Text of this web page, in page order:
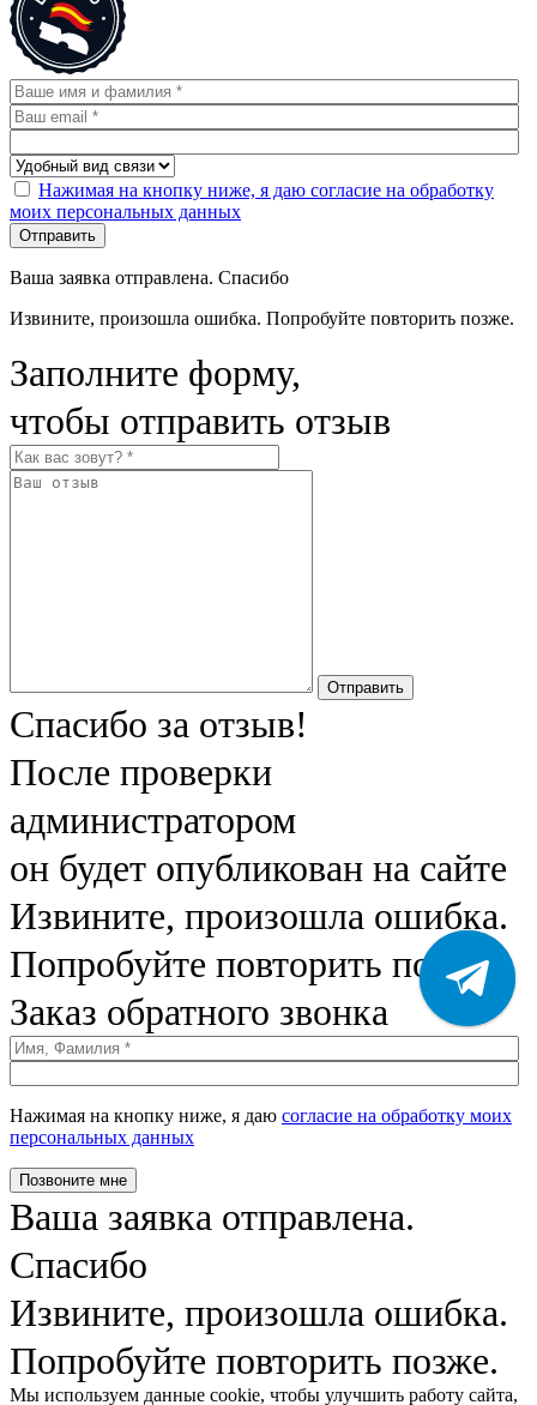
Нажимая на кнопку ниже, я даю согласие на обработку
моих персональных данных
Отправить
Ваша заявка отправлена. Спасибо
Извините, произошла ошибка. Попробуйте повторить позже.
Заполните форму,
чтобы отправить отзыв
Отправить
Спасибо за отзыв!
После проверки
администратором
он будет опубликован на сайте
Извините, произошла ошибка.
Попробуйте повторить позже.
Заказ обратного звонка
Нажимая на кнопку ниже, я даю согласие на обработку моих
персональных данных
Позвоните мне
Ваша заявка отправлена.
Спасибо
Извините, произошла ошибка.
Попробуйте повторить позже.
Мы используем данные cookie, чтобы улучшить работу сайта,